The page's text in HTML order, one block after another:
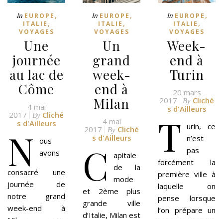
In EUROPE ,
ITALIE ,
VOYAGES
Une
journée
au lac de
Côme
4 mai
2017
By Cliché
s d'Ailleurs
N
ous
avons
consacré une
journée de
notre grand
week-end à
In EUROPE ,
ITALIE ,
VOYAGES
Un
grand
week-
end à
Milan
4 mai
2017
By Cliché
s d'Ailleurs
C
apitale
de la
mode
et 2ème plus
grande ville
d’Italie, Milan est
In EUROPE ,
ITALIE ,
VOYAGES
Week-
end à
Turin
20 mars
2017
By Cliché
s d'Ailleurs
T urin, ce
n’est
pas
forcément la
première ville à
laquelle on
pense lorsque
l’on prépare un